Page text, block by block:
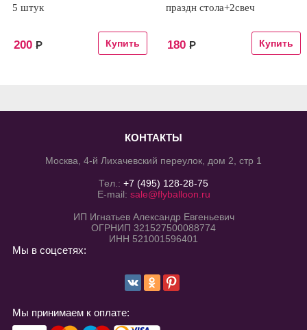
5 штук
200 Р
праздн стола+2свеч
180 Р
КОНТАКТЫ
Москва, 4-й Лихачевский переулок, дом 2, стр 1
Тел.: +7 (495) 128-28-75
E-mail: sale@flyballoon.ru
ИП Игнатьев Александр Евгеньевич
ОГРНИП 321527500088774
ИНН 521001596401
Мы в соцсетях:
Мы принимаем к оплате: